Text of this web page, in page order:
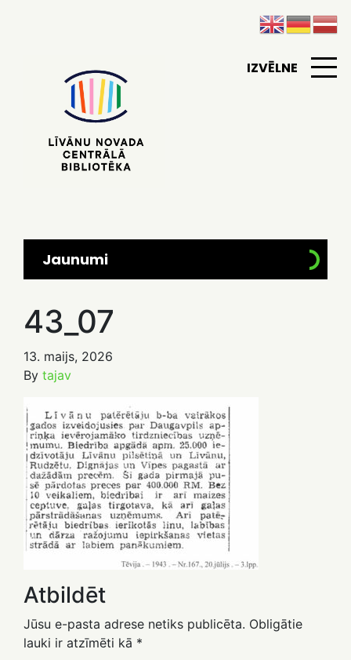
IZVĒLNE
Jaunumi
43_07
13. maijs, 2026
By tajav
Atbildēt
Jūsu e-pasta adrese netiks publicēta. Obligātie
lauki ir atzīmēti kā *